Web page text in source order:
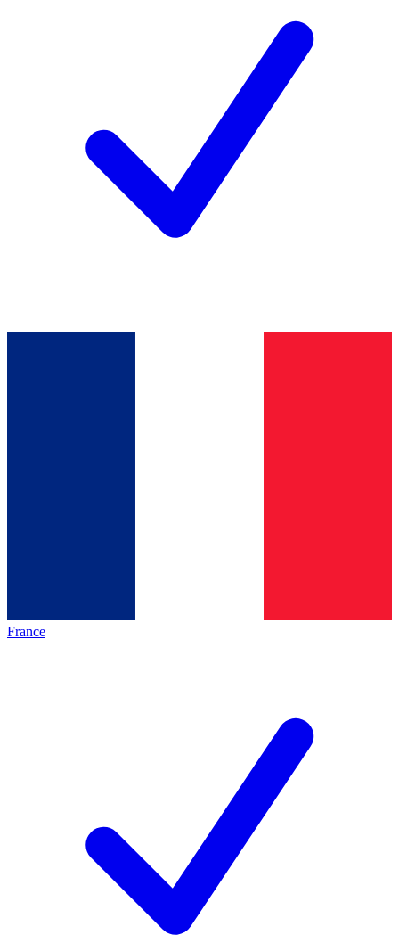
France